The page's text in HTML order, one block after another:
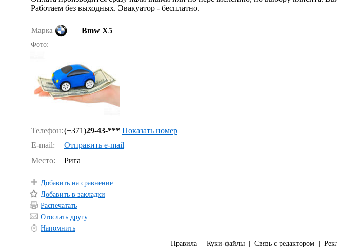
Работаем без выходных. Эвакуатор - бесплатно.
Марка Bmw X5
Фото:
Телефон:(+371)29-43-*** Показать номер
E-mail:
Отправить e-mail
Место:
Рига
Добавить на сравнение
Добавить в закладки
Распечатать
Отослать другу
Напомнить
Правила| Куки-файлы| Связь с редактором|